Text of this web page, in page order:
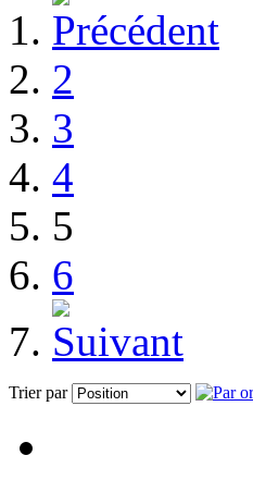
2
3
4
5
6
Trier par